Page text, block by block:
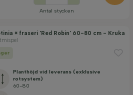
Antal stycken
× fraseri 'Red Robin' 60-80 cm - Kruka
Planthöjd vid leverans (exklusive
rotsystem)
60-80